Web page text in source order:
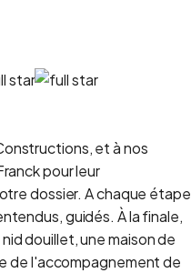
et à nos
pour leur
dossier. A chaque étape
guidés. À la finale,
douillet, une maison de
de l'accompagnement de